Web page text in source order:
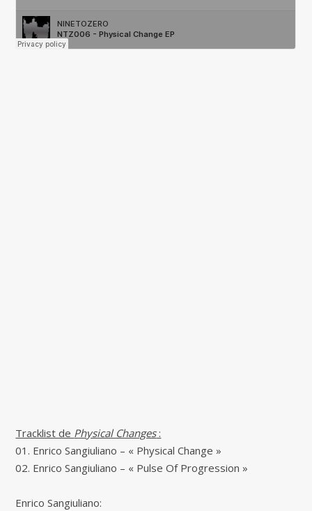
Tracklist de Physical Changes:
01. Enrico Sangiuliano – « Physical Change »
02. Enrico Sangiuliano – « Pulse Of Progression »
Enrico Sangiuliano: